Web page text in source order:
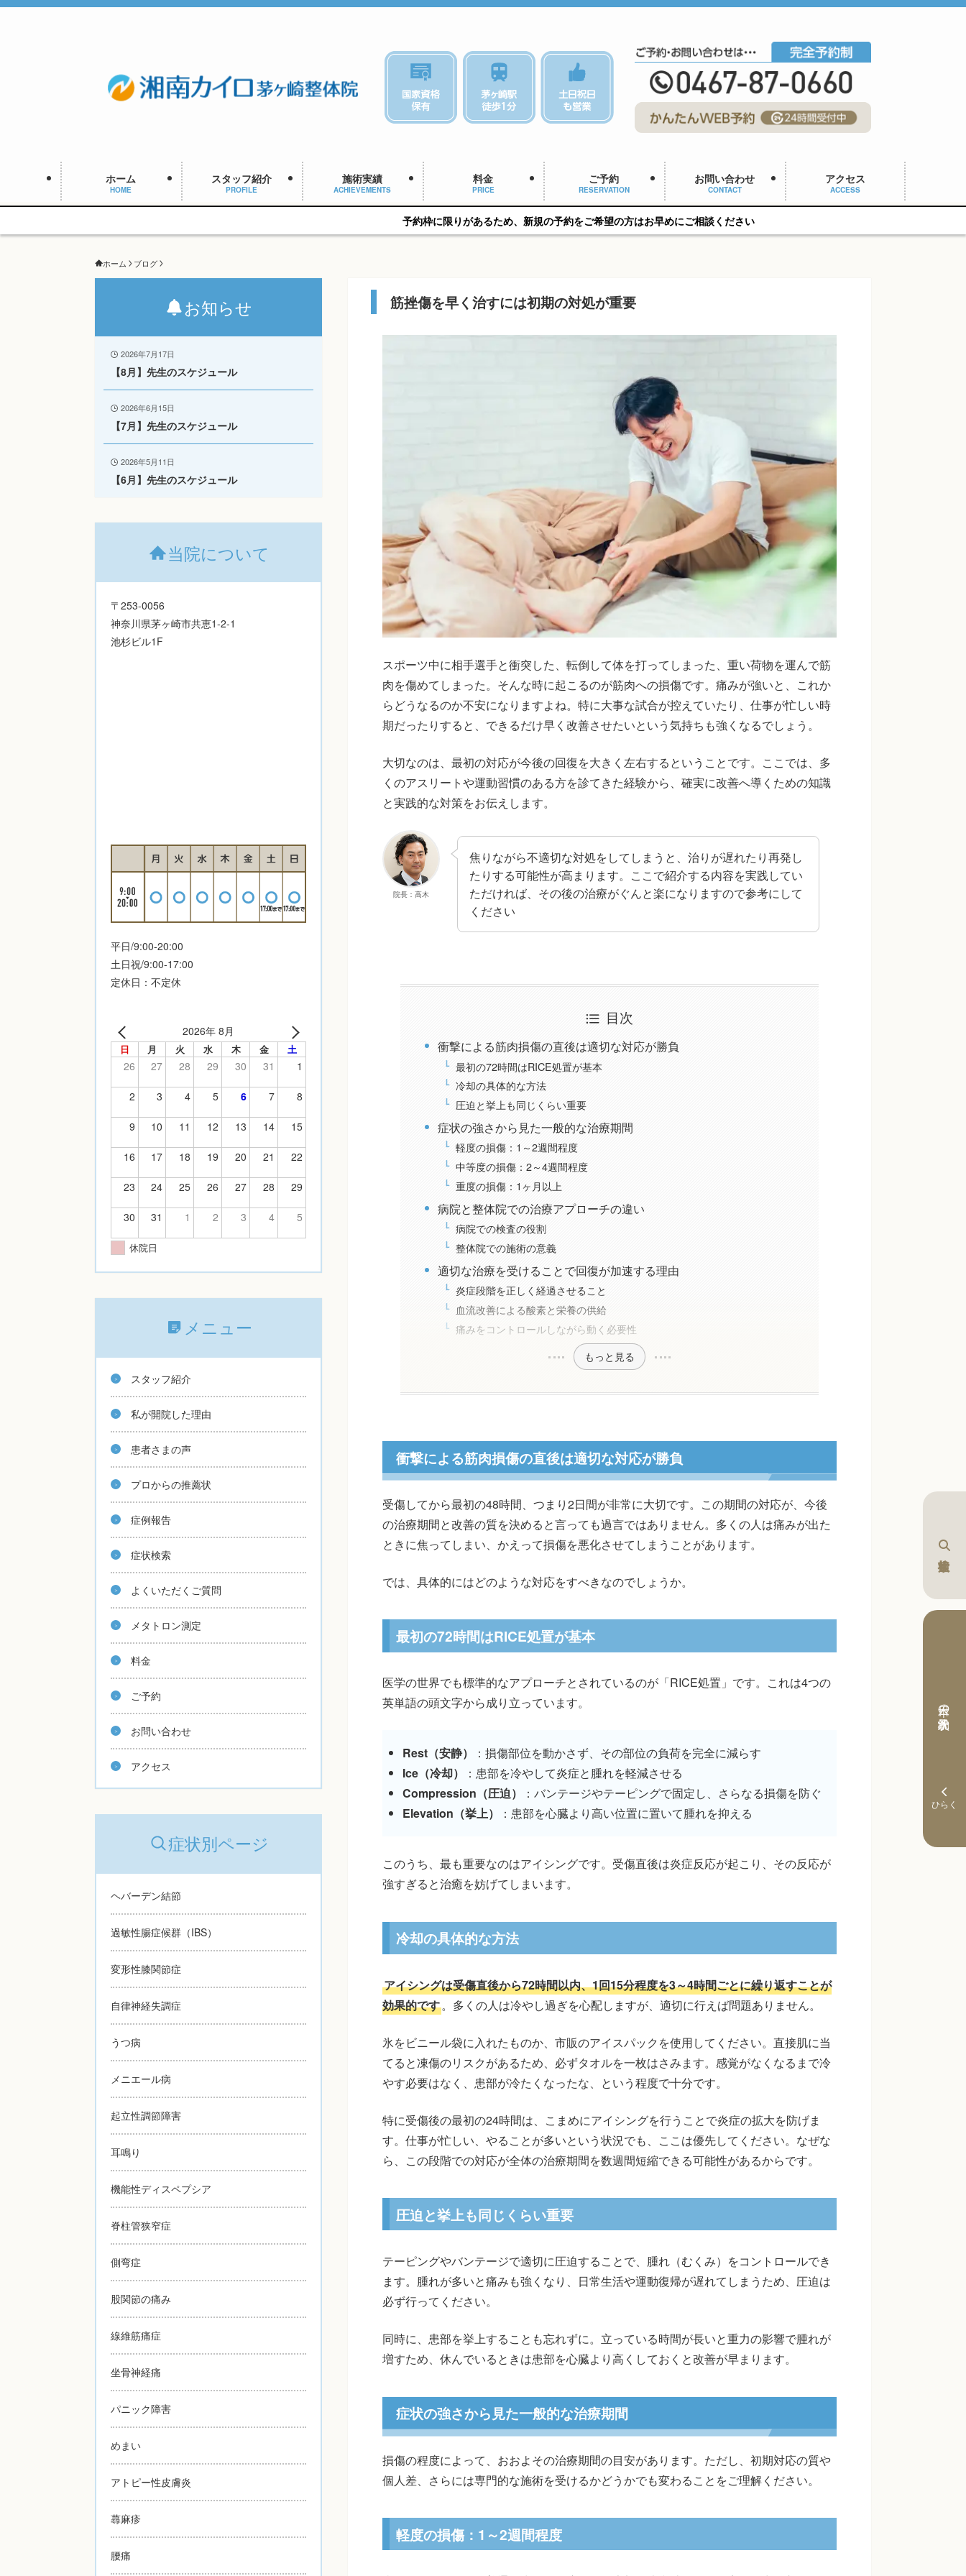
ホーム
HOME
スタッフ紹介
PROFILE
施術実績
ACHIEVEMENTS
料金
PRICE
ご予約
RESERVATION
お問い合わせ
CONTACT
アクセス
ACCESS
予約枠に限りがあるため、新規の予約をご希望の方はお早めにご相談ください
ホーム ブログ
筋挫傷を早く治すには初期の対処が重要
本日の予約状況
スポーツ中に相手選手と衝突した、転倒して体を打ってしまった、重い荷物を運んで筋
肉を傷めてしまった。そんな時に起こるのが筋肉への損傷です。痛みが強いと、これか
らどうなるのか不安になりますよね。特に大事な試合が控えていたり、仕事が忙しい時
期だったりすると、できるだけ早く改善させたいという気持ちも強くなるでしょう。
大切なのは、最初の対応が今後の回復を大きく左右するということです。ここでは、多
くのアスリートや運動習慣のある方を診てきた経験から、確実に改善へ導くための知識
と実践的な対策をお伝えします。
院長：高木
焦りながら不適切な対処をしてしまうと、治りが遅れたり再発し
たりする可能性が高まります。ここで紹介する内容を実践してい
ただければ、その後の治療がぐんと楽になりますので参考にして
ください
目次
衝撃による筋肉損傷の直後は適切な対応が勝負
最初の72時間はRICE処置が基本
冷却の具体的な方法
圧迫と挙上も同じくらい重要
症状の強さから見た一般的な治療期間
軽度の損傷：1～2週間程度
中等度の損傷：2～4週間程度
重度の損傷：1ヶ月以上
病院と整体院での治療アプローチの違い
病院での検査の役割
整体院での施術の意義
適切な治療を受けることで回復が加速する理由
炎症段階を正しく経過させること
血流改善による酸素と栄養の供給
痛みをコントロールしながら動く必要性
もっと見る
衝撃による筋肉損傷の直後は適切な対応が勝負
受傷してから最初の48時間、つまり2日間が非常に大切です。この期間の対応が、今後
の治療期間と改善の質を決めると言っても過言ではありません。多くの人は痛みが出た
ときに焦ってしまい、かえって損傷を悪化させてしまうことがあります。
では、具体的にはどのような対応をすべきなのでしょうか。
最初の72時間はRICE処置が基本
医学の世界でも標準的なアプローチとされているのが「RICE処置」です。これは4つの
英単語の頭文字から成り立っています。
Rest（安静）
：損傷部位を動かさず、その部位の負荷を完全に減らす
Ice（冷却）
：患部を冷やして炎症と腫れを軽減させる
Compression（圧迫）
：バンテージやテーピングで固定し、さらなる損傷を防ぐ
Elevation（挙上）
：患部を心臓より高い位置に置いて腫れを抑える
このうち、最も重要なのはアイシングです。受傷直後は炎症反応が起こり、その反応が
強すぎると治癒を妨げてしまいます。
冷却の具体的な方法
アイシングは受傷直後から72時間以内、1回15分程度を3～4時間ごとに繰り返すことが
効果的です。多くの人は冷やし過ぎを心配しますが、適切に行えば問題ありません。
氷をビニール袋に入れたものか、市販のアイスパックを使用してください。直接肌に当
てると凍傷のリスクがあるため、必ずタオルを一枚はさみます。感覚がなくなるまで冷
やす必要はなく、患部が冷たくなったな、という程度で十分です。
特に受傷後の最初の24時間は、こまめにアイシングを行うことで炎症の拡大を防げま
す。仕事が忙しい、やることが多いという状況でも、ここは優先してください。なぜな
ら、この段階での対応が全体の治療期間を数週間短縮できる可能性があるからです。
圧迫と挙上も同じくらい重要
テーピングやバンテージで適切に圧迫することで、腫れ（むくみ）をコントロールでき
ます。腫れが多いと痛みも強くなり、日常生活や運動復帰が遅れてしまうため、圧迫は
必ず行ってください。
同時に、患部を挙上することも忘れずに。立っている時間が長いと重力の影響で腫れが
増すため、休んでいるときは患部を心臓より高くしておくと改善が早まります。
症状の強さから見た一般的な治療期間
損傷の程度によって、おおよその治療期間の目安があります。ただし、初期対応の質や
個人差、さらには専門的な施術を受けるかどうかでも変わることをご理解ください。
軽度の損傷：1～2週間程度
お知らせ
2026年7月17日
【8月】先生のスケジュール
2026年6月15日
【7月】先生のスケジュール
2026年5月11日
【6月】先生のスケジュール
当院について
〒253-0056
神奈川県茅ヶ崎市共恵1-2-1
池杉ビル1F
平日/9:00-20:00
土日祝/9:00-17:00
定休日：不定休
2026年 8月
日 月 火 水 木 金 土
26 27 28 29 30 31 1
2 3 4 5 6 7 8
9 10 11 12 13 14 15
16 17 18 19 20 21 22
23 24 25 26 27 28 29
30 31 1 2 3 4 5
休院日
メニュー
スタッフ紹介
私が開院した理由
患者さまの声
プロからの推薦状
症例報告
症状検索
よくいただくご質問
メタトロン測定
料金
ご予約
お問い合わせ
アクセス
症状別ページ
ヘバーデン結節
過敏性腸症候群（IBS）
変形性膝関節症
自律神経失調症
うつ病
メニエール病
起立性調節障害
耳鳴り
機能性ディスペプシア
脊柱管狭窄症
側弯症
股関節の痛み
線維筋痛症
坐骨神経痛
パニック障害
めまい
アトピー性皮膚炎
蕁麻疹
腰痛